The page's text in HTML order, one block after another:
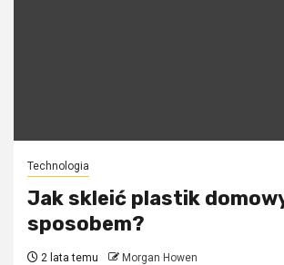
Technologia
Jak skleić plastik
sposobem?
2 lata temu Morgan Howen